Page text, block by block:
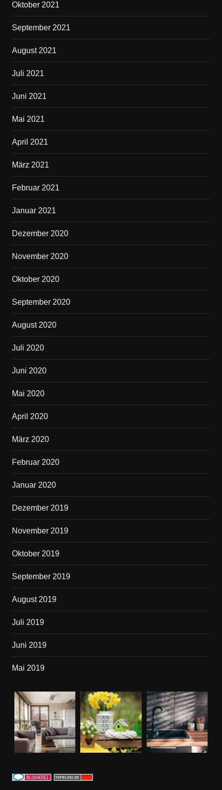
Oktober 2021
September 2021
August 2021
Juli 2021
Juni 2021
Mai 2021
April 2021
März 2021
Februar 2021
Januar 2021
Dezember 2020
November 2020
Oktober 2020
September 2020
August 2020
Juli 2020
Juni 2020
Mai 2020
April 2020
März 2020
Februar 2020
Januar 2020
Dezember 2019
November 2019
Oktober 2019
September 2019
August 2019
Juli 2019
Juni 2019
Mai 2019